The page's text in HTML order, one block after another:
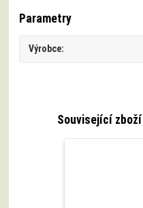
Parametry
Výrobce
Související zboží